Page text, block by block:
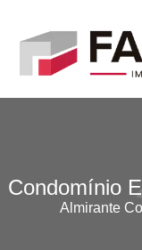
Condomínio
Almirante